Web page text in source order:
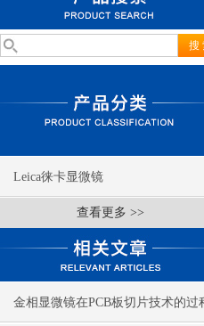
Leica徕卡显微镜
查看更多 >>
金相显微镜在PCB板切片技术的过